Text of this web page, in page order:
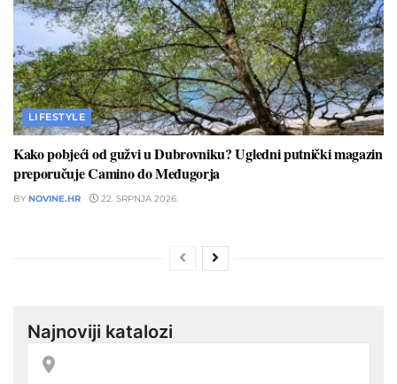
LIFESTYLE
Kako pobjeći od gužvi u Dubrovniku? Ugledni putnički magazin
preporučuje Camino do Međugorja
BY NOVINE.HR 22. SRPNJA 2026.